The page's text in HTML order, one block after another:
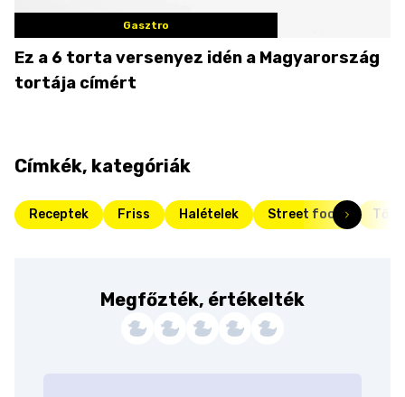
Gasztro
Ez a 6 torta versenyez idén a Magyarország
tortája címért
Címkék, kategóriák
Receptek Friss Halételek Street food
Megfőzték, értékelték